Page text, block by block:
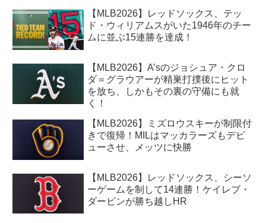
【MLB2026】レッドソックス、テッ
ド・ウィリアムスがいた1946年のチー
ムに並ぶ15連勝を達成！
【MLB2026】A’sのジョシュア・クロ
ダ＝グラウアーが精巣打撲後にヒット
を放ち、しかもその裏の守備にも就
く！
【MLB2026】ミズロウスキーが制限付
きで復帰！MILはマッカラーズもデビ
ューさせ、メッツに快勝
【MLB2026】レッドソックス、シーソ
ーゲームを制して14連勝！ケイレブ・
ダービンが勝ち越しHR